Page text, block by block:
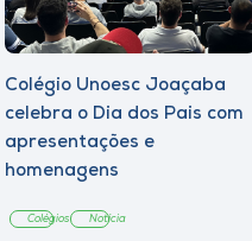
Colégio Unoesc Joaçaba
celebra o Dia dos Pais com
apresentações e
homenagens
Colégios Notícia